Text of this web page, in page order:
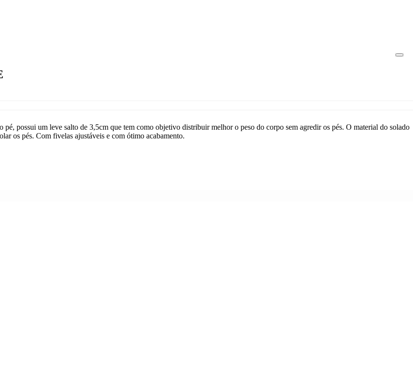
possui um leve salto de 3,5cm que tem como objetivo distribuir melhor o peso do corpo sem agredir os pés. O material do solado
os pés. Com fivelas ajustáveis e com ótimo acabamento.